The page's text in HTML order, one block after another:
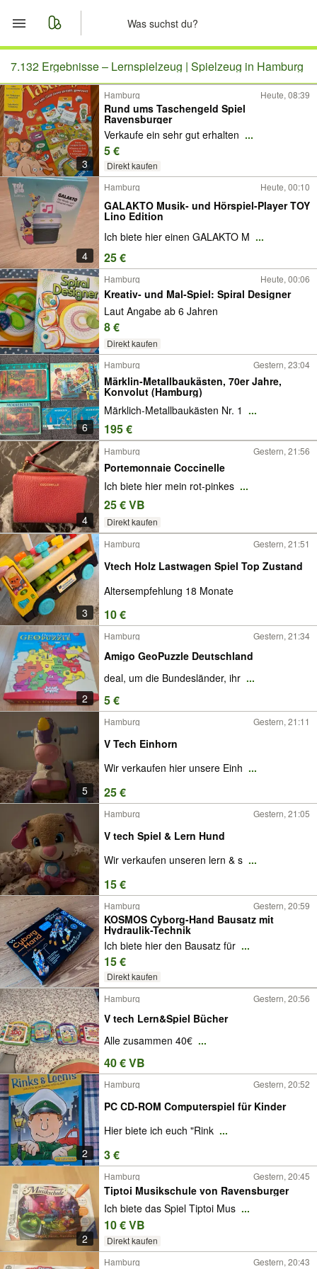
Start
Merkliste
Nachrichten
Anzeige aufgeben
7.132 Ergebnisse – Lernspielzeug | Spielzeug in Hamburg
3
Hamburg Heute, 08:39
Rund ums Taschengeld Spiel
Ravensburger
Verkaufe ein sehr gut erhalten ...
5 €
Direkt kaufen
4
Hamburg Heute, 00:10
GALAKTO Musik- und Hörspiel-Player TOY
Lino Edition
Ich biete hier einen GALAKTO M ...
25 €
Hamburg Heute, 00:06
Kreativ- und Mal-Spiel: Spiral Designer
Laut Angabe ab 6 Jahren
8 €
Direkt kaufen
6
Hamburg Gestern, 23:04
Märklin-Metallbaukästen, 70er Jahre,
Konvolut (Hamburg)
Märklich-Metallbaukästen Nr. 1 ...
195 €
4
Hamburg Gestern, 21:56
Portemonnaie Coccinelle
Ich biete hier mein rot-pinkes ...
25 € VB
Direkt kaufen
3
Hamburg Gestern, 21:51
Vtech Holz Lastwagen Spiel Top Zustand
Altersempfehlung 18 Monate
10 €
2
Hamburg Gestern, 21:34
Amigo GeoPuzzle Deutschland
deal, um die Bundesländer, ihr ...
5 €
5
Hamburg Gestern, 21:11
V Tech Einhorn
Wir verkaufen hier unsere Einh ...
25 €
Hamburg Gestern, 21:05
V tech Spiel & Lern Hund
Wir verkaufen unseren lern & s ...
15 €
Hamburg Gestern, 20:59
KOSMOS Cyborg-Hand Bausatz mit
Hydraulik-Technik
Ich biete hier den Bausatz für ...
15 €
Direkt kaufen
Hamburg
Gestern, 20:56
V tech Lern&Spiel Bücher
Alle zusammen 40€ ...
40 € VB
2
Hamburg Gestern, 20:52
PC CD-ROM Computerspiel für Kinder
Hier biete ich euch "Rink ...
3 €
2
Hamburg Gestern, 20:45
Tiptoi Musikschule von Ravensburger
Ich biete das Spiel Tiptoi Mus ...
10 € VB
Direkt kaufen
Hamburg
Gestern, 20:43